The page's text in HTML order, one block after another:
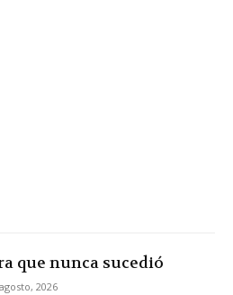
que nunca sucedió
2026